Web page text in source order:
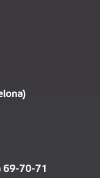
69-70-71